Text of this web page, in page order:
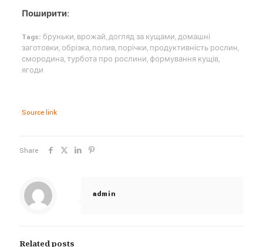
Поширити:
Tags: бруньки, врожай,догляд за кущами,домашні
заготовки,обрізка, полив, порічки, продуктивність рослин,
смородина,турбота про рослини,формування кущів,
ягоди
Source link
Share
admin
Related posts